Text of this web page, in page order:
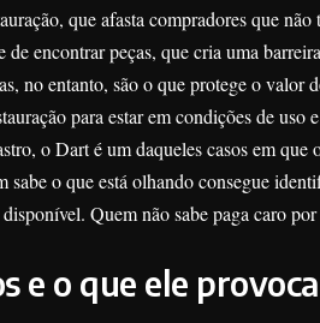
que afasta compradores que
encontrar peças, que cria uma
no entanto, são o que protege o valor
para estar em condições de uso
o Dart é um daqueles casos em que
o que está olhando consegue
Quem não sabe paga caro
e o que ele provoca